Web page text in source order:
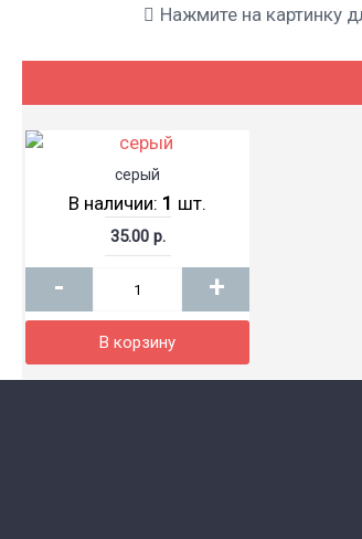
Нажмите на картинку
серый
В наличии: 1 шт.
35.00 р.
- +
В корзину